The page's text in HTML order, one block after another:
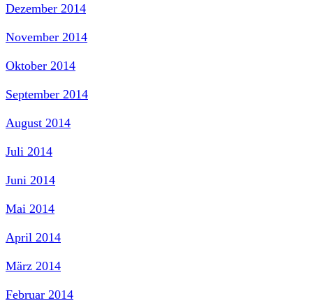
Dezember 2014
November 2014
Oktober 2014
September 2014
August 2014
Juli 2014
Juni 2014
Mai 2014
April 2014
März 2014
Februar 2014